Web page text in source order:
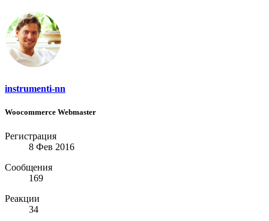
instrumenti-nn
Woocommerce Webmaster
Регистрация
8 Фев 2016
Сообщения
169
Реакции
34